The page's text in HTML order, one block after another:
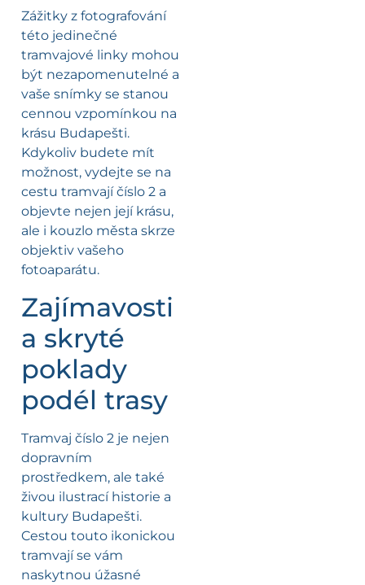
Zážitky z fotografování
této jedinečné
tramvajové linky mohou
být nezapomenutelné a
vaše snímky se stanou
cennou vzpomínkou na
krásu Budapešti.
Kdykoliv budete mít
možnost, vydejte se na
cestu tramvají číslo 2 a
objevte nejen její krásu,
ale i kouzlo města skrze
objektiv vašeho
fotoaparátu.
Zajímavosti
a skryté
poklady
podél trasy
Tramvaj číslo 2 je nejen
dopravním
prostředkem, ale také
živou ilustrací historie a
kultury Budapešti.
Cestou touto ikonickou
tramvají se vám
naskytnou úžasné